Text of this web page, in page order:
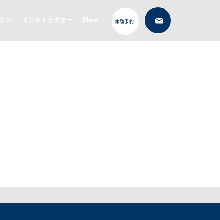
ン インストラクター More 体験予約